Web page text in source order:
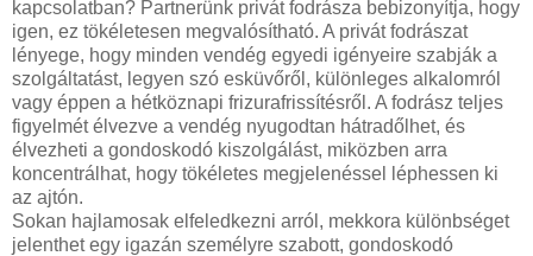
kapcsolatban? Partnerünk privát fodrásza bebizonyítja, hogy
igen, ez tökéletesen megvalósítható. A privát fodrászat
lényege, hogy minden vendég egyedi igényeire szabják a
szolgáltatást, legyen szó esküvőről, különleges alkalomról
vagy éppen a hétköznapi frizurafrissítésről. A fodrász teljes
figyelmét élvezve a vendég nyugodtan hátradőlhet, és
élvezheti a gondoskodó kiszolgálást, miközben arra
koncentrálhat, hogy tökéletes megjelenéssel léphessen ki
az ajtón.
Sokan hajlamosak elfeledkezni arról, mekkora különbséget
jelenthet egy igazán személyre szabott, gondoskodó